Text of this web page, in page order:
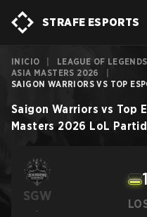
STRAFE ESPORTS
INICIO LEAGUE OF LEGENDS
ASIA MASTERS 2026
SAIGON WARRIORS VS TOP
Saigon Warriors vs Top
Masters 2026 LoL
SGW
-
1